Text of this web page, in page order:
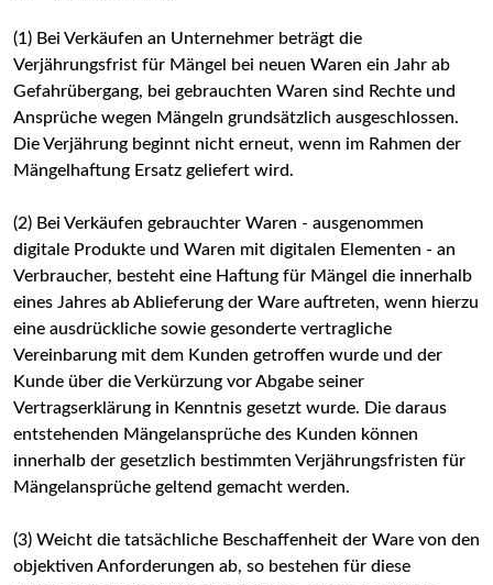
(1) Bei Verkäufen an Unternehmer beträgt die
Verjährungsfrist für Mängel bei neuen Waren ein Jahr ab
Gefahrübergang, bei gebrauchten Waren sind Rechte und
Ansprüche wegen Mängeln grundsätzlich ausgeschlossen.
Die Verjährung beginnt nicht erneut, wenn im Rahmen der
Mängelhaftung Ersatz geliefert wird.
(2) Bei Verkäufen gebrauchter Waren - ausgenommen
digitale Produkte und Waren mit digitalen Elementen - an
Verbraucher, besteht eine Haftung für Mängel die innerhalb
eines Jahres ab Ablieferung der Ware auftreten, wenn hierzu
eine ausdrückliche sowie gesonderte vertragliche
Vereinbarung mit dem Kunden getroffen wurde und der
Kunde über die Verkürzung vor Abgabe seiner
Vertragserklärung in Kenntnis gesetzt wurde. Die daraus
entstehenden Mängelansprüche des Kunden können
innerhalb der gesetzlich bestimmten Verjährungsfristen für
Mängelansprüche geltend gemacht werden.
(3) Weicht die tatsächliche Beschaffenheit der Ware von den
objektiven Anforderungen ab, so bestehen für diese